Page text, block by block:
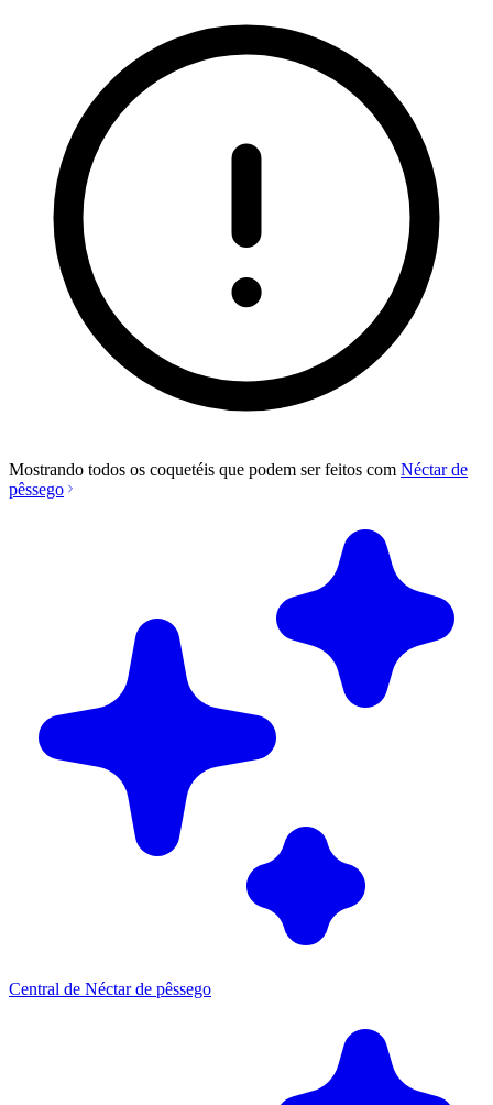
Mostrando todos os coquetéis que podem ser feitos com Néctar de
pêssego
Central de Néctar de pêssego